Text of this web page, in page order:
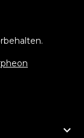
